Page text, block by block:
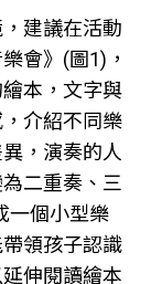
建議在活動
會》(圖1)，
本，文字與
介紹不同樂
，演奏的人
二重奏、三
一個小型樂
領孩子認識
伸閱讀繪本